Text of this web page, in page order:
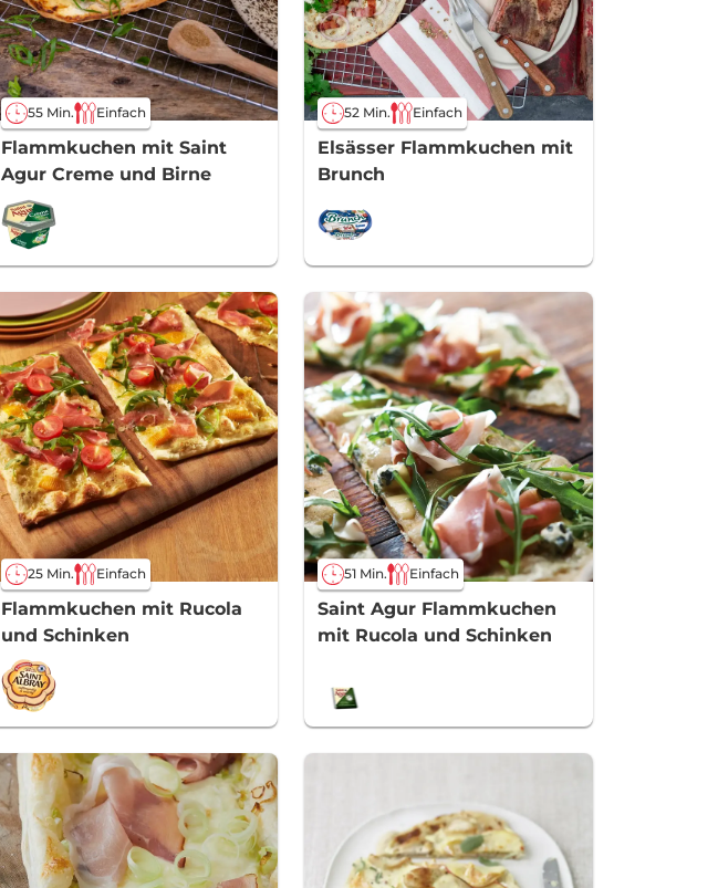
55 Min. Einfach
Flammkuchen mit Saint
Agur Creme und Birne
52 Min. Einfach
Elsässer Flammkuchen mit
Brunch
25 Min. Einfach
Flammkuchen mit Rucola
und Schinken
51 Min. Einfach
Saint Agur Flammkuchen
mit Rucola und Schinken